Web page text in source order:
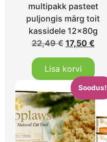
multipakk pasteet
puljongis märg toit
kassidele 12x80g
22,49€ 17,50 €
Lisa korvi
Soodus!